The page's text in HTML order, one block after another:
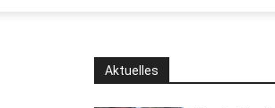
Aktuelles